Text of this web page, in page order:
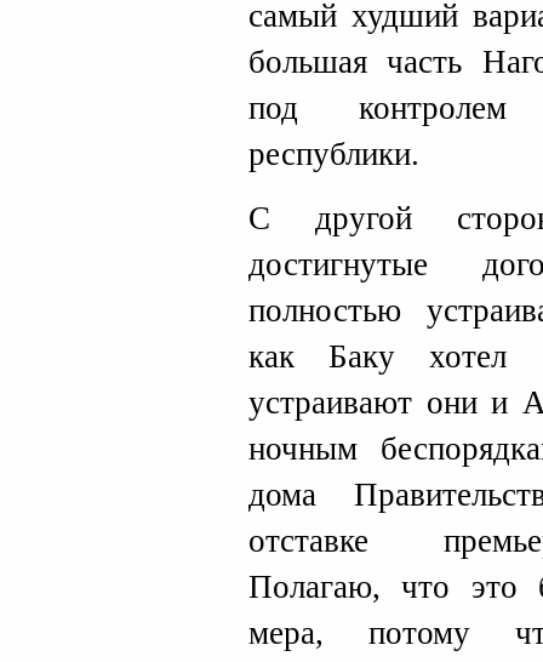
самый худший
большая часть
под контролем
республики.
С другой
достигнутые
полностью
как Баку хотел
устраивают они и
ночным
дома
отставке
Полагаю, что это
мера, потому